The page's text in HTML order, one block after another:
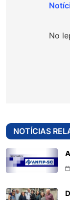
No
NOTÍCIAS